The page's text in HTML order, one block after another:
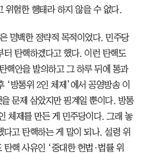
위험한 행태라 하지 않을 수 없다.
명백한 정략적 목적이었다. 민주당
터 탄핵하겠다고 했다. 이런 탄핵도
핵안을 발의하고 그 하루 뒤에 통과
‘방통위 2인 체제’에서 공영방송 이
문제 삼았지만 핑계일 뿐이다. 방통
체제를 만든 게 민주당이다. 그래 놓
다고 탄핵하는 게 말이 되나. 설령 위
핵 사유인 ‘중대한 헌법·법률 위